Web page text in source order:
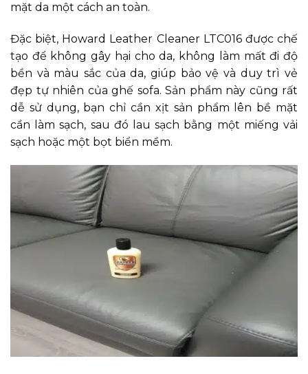
mặt da một cách an toàn.
Đặc biệt, Howard Leather Cleaner LTC016 được chế
tạo để không gây hại cho da, không làm mất đi độ
bền và màu sắc của da, giúp bảo vệ và duy trì vẻ
đẹp tự nhiên của ghế sofa. Sản phẩm này cũng rất
dễ sử dụng, bạn chỉ cần xịt sản phẩm lên bề mặt
cần làm sạch, sau đó lau sạch bằng một miếng vải
sạch hoặc một bọt biển mềm.